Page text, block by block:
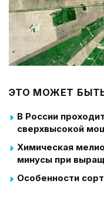
ЭТО МОЖЕТ
В России
сверхвысокой
Химическая
минусы при
Особенности